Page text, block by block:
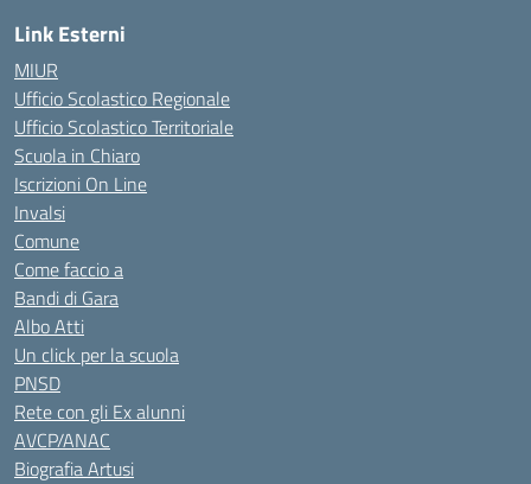
Link Esterni
MIUR
Ufficio Scolastico Regionale
Ufficio Scolastico Territoriale
Scuola in Chiaro
Iscrizioni On Line
Invalsi
Comune
Come faccio a
Bandi di Gara
Albo Atti
Un click per la scuola
PNSD
Rete con gli Ex alunni
AVCP/ANAC
Biografia Artusi